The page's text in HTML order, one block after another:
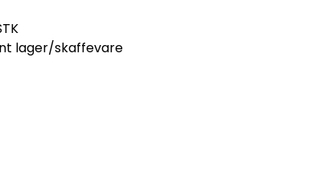
lager/skaffevare